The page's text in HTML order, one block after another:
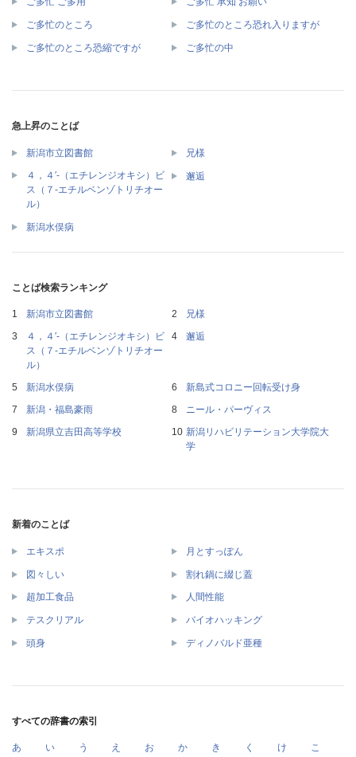
ご多忙のところ ご多忙のところ恐れ入りますが
ご多忙のところ恐縮ですが ご多忙の中
急上昇のことば
新潟市立図書館
兄様
４，４′‐（エチレンジオキシ）ビ
ス（７‐エチルベンゾトリチオー
ル）
邂逅
新潟水俣病
ことば検索ランキング
新潟市立図書館
兄様
４，４′‐（エチレンジオキシ）ビ
ス（７‐エチルベンゾトリチオー
ル）
邂逅
新潟水俣病
新島式コロニー回転受け身
新潟・福島豪雨
ニール・パーヴィス
新潟県立吉田高等学校
新潟リハビリテーション大学院大
学
新着のことば
エキスポ 月とすっぽん
図々しい 割れ鍋に綴じ蓋
超加工食品 人間性能
テスクリアル バイオハッキング
頭身 ディノバルド亜種
すべての辞書の索引
あ い う え お か き く け こ